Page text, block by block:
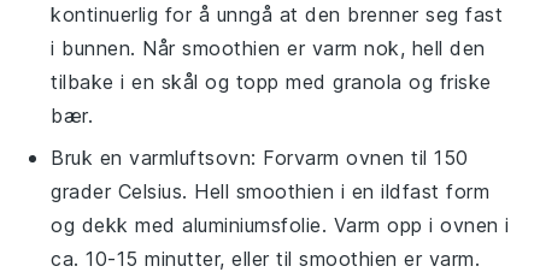
kontinuerlig for å unngå at den brenner seg fast
i bunnen. Når smoothien er varm nok, hell den
tilbake i en skål og topp med granola og friske
bær.
Bruk envarmluftsovn: Forvarm ovnen til 150
grader Celsius. Hell smoothien i en ildfast form
og dekk med aluminiumsfolie. Varm opp i ovnen i
ca. 10-15 minutter, eller til smoothien er varm.